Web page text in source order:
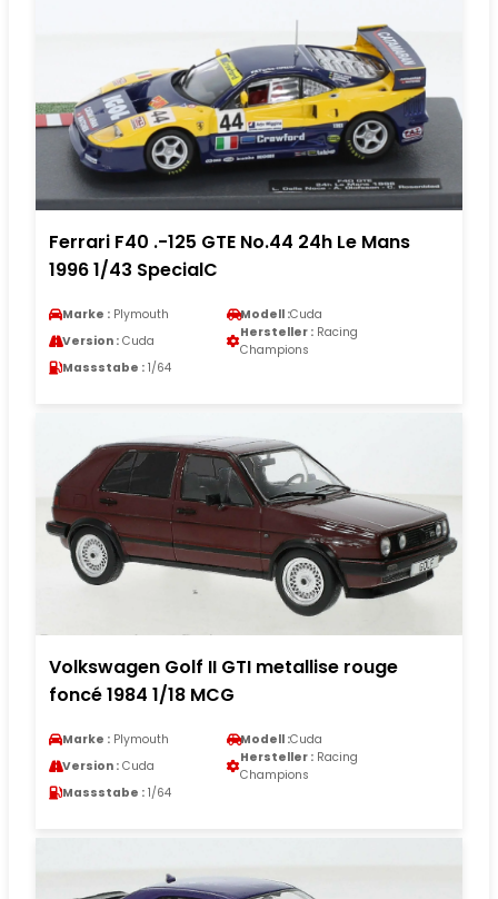
Ferrari F40 .-125 GTE No.44 24h Le Mans
1996 1/43 SpecialC
Marke : Plymouth Modell :Cuda
Version : Cuda
Hersteller : Racing
Champions
Massstabe : 1/64
Volkswagen Golf II GTI metallise rouge
foncé 1984 1/18 MCG
Marke : Plymouth Modell :Cuda
Version : Cuda
Hersteller : Racing
Champions
Massstabe : 1/64